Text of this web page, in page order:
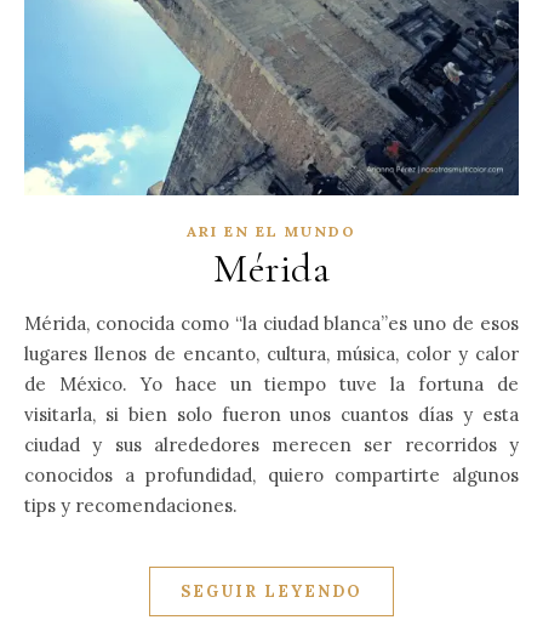
ARI EN EL MUNDO
Mérida
Mérida, conocida como “la ciudad blanca”es uno de esos
lugares llenos de encanto, cultura, música, color y calor
de México. Yo hace un tiempo tuve la fortuna de
visitarla, si bien solo fueron unos cuantos días y esta
ciudad y sus alrededores merecen ser recorridos y
conocidos a profundidad, quiero compartirte algunos
tips y recomendaciones.
SEGUIR LEYENDO